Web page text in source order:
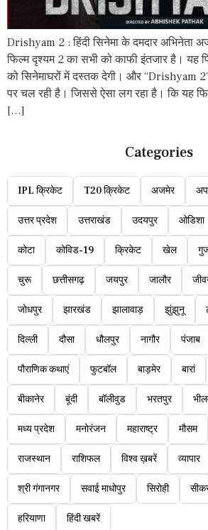
Drishyam 2 : हिंदी सिनेमा के दमदार अभिनेता
फिल्म दृश्यम 2 का सभी को काफी इंतजार है। यह
को सिनेमाघरों में दस्तक देगी। और “Drishyam
पर चल रही है। जिससे ऐसा लग रहा है। कि यह
[…]
Categories
IPL क्रिकेट T20 क्रिकेट अजमेर
उत्तर प्रदेश उत्तराखंड उदयपुर ओडिशा
कोटा कोविड-19 क्रिकेट खेल
चुरू छत्तीसगढ़ जयपुर जालौर
जोधपुर झारखंड झालावाड़ झुंझुनू
दिल्ली दौसा धौलपुर नागौर पंजाब
पौराणिक कथाएं फुटबॉल बाड़मेर बारां
बीकानेर बूंदी बॉलीवुड भरतपुर
मध्य प्रदेश मनोरंजन महाराष्ट्र मौसम
राजस्थान राशिफल विश्व ख़बरें व्यापार
श्री गंगानगर सवाई माधोपुर सिरोही
हरियाणा हिंदी खबरें